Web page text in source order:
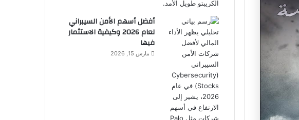
أفضل أسهم الأمن السيبراني
لعام 2026 وكيفية الاستثمار
فيها
مارس 15, 2026